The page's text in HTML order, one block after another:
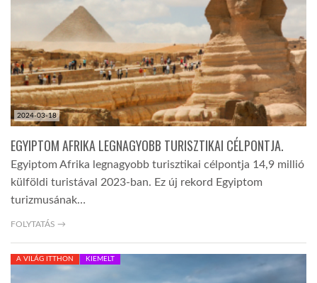
2024-03-18
EGYIPTOM AFRIKA LEGNAGYOBB TURISZTIKAI CÉLPONTJA.
Egyiptom Afrika legnagyobb turisztikai célpontja 14,9 millió
külföldi turistával 2023-ban. Ez új rekord Egyiptom
turizmusának…
FOLYTATÁS →
A VILÁG ITTHON KIEMELT